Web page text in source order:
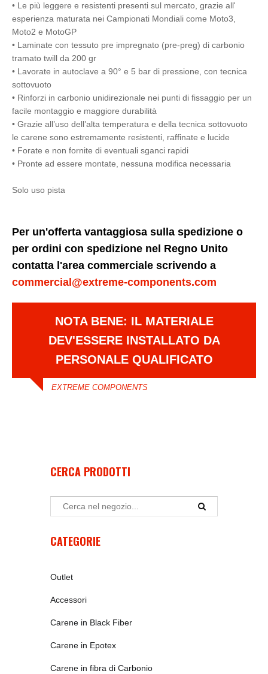
• Le più leggere e resistenti presenti sul mercato, grazie all'
esperienza maturata nei Campionati Mondiali come Moto3,
Moto2 e MotoGP
• Laminate con tessuto pre impregnato (pre-preg) di carbonio
tramato twill da 200 gr
• Lavorate in autoclave a 90° e 5 bar di pressione, con tecnica
sottovuoto
• Rinforzi in carbonio unidirezionale nei punti di fissaggio per un
facile montaggio e maggiore durabilità
• Grazie all’uso dell’alta temperatura e della tecnica sottovuoto
le carene sono estremamente resistenti, raffinate e lucide
• Forate e non fornite di eventuali sganci rapidi
• Pronte ad essere montate, nessuna modifica necessaria
Solo uso pista
Per un'offerta vantaggiosa sulla spedizione o
per ordini con spedizione nel Regno Unito
contatta l'area commerciale scrivendo a
commercial@extreme-components.com
NOTA BENE: IL MATERIALE
DEV'ESSERE INSTALLATO DA
PERSONALE QUALIFICATO
EXTREME COMPONENTS
CERCA PRODOTTI
CATEGORIE
Outlet
Accessori
Carene in Black Fiber
Carene in Epotex
Carene in fibra di Carbonio